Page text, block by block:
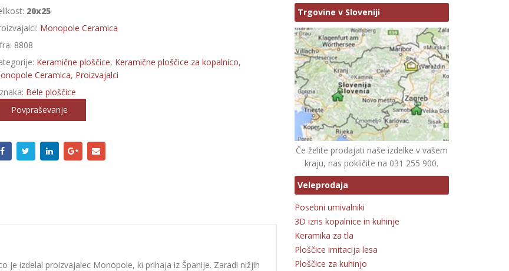
20x25
Monopole Ceramica
8808
Keramične ploščice, Keramične ploščice za kopalnico,
Ceramica, Proizvajalci
Bele ploščice
Povpraševanje
je izdelal proizvajalec Monopole, ki prihaja iz Španije. Zaradi nižjih
Trgovine v Sloveniji
Če želite prodajati naše izdelke v vašem
kraju, nas pokličite na 031 255 900.
Veleprodaja
Posebni umivalniki
3D izris kopalnice in kuhinje
Keramika za tla
Ploščice imitacija lesa
Ploščice za kuhinjo